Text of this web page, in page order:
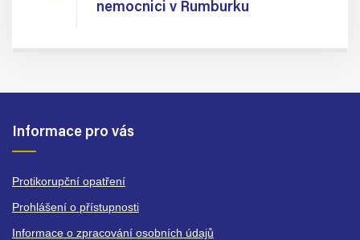
nemocnici v Rumburku
Informace pro vás
Protikorupční opatření
Prohlášení o přístupnosti
Informace o zpracování osobních údajů